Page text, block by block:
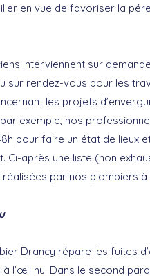
en vue de favoriser la
interviennent sur
sur rendez-vous pour les
les projets
exemple, nos
pour faire un état de lieux
Ci-après une liste (non
par nos plombiers à
Drancy répare les fuites
à l’œil nu. Dans le second